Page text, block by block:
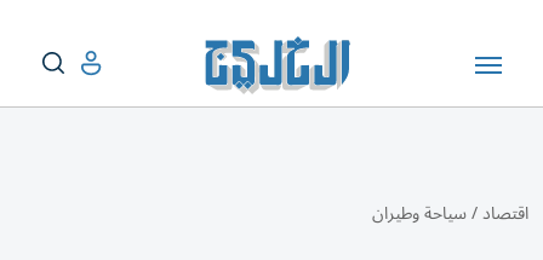
اقتصاد/سياحة وطيران